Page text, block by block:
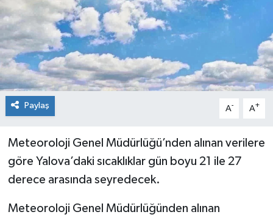
Paylaş A- A+
Meteoroloji Genel Müdürlüğü’nden alınan verilere
göre Yalova’daki sıcaklıklar gün boyu 21 ile 27
derece arasında seyredecek.
Meteoroloji Genel Müdürlüğünden alınan